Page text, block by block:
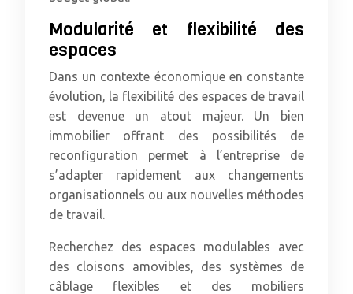
Modularité et flexibilité des
espaces
Dans un contexte économique en constante
évolution, la flexibilité des espaces de travail
est devenue un atout majeur. Un bien
immobilier offrant des possibilités de
reconfiguration permet à l’entreprise de
s’adapter rapidement aux changements
organisationnels ou aux nouvelles méthodes
de travail.
Recherchez des espaces modulables avec
des cloisons amovibles, des systèmes de
câblage flexibles et des mobiliers